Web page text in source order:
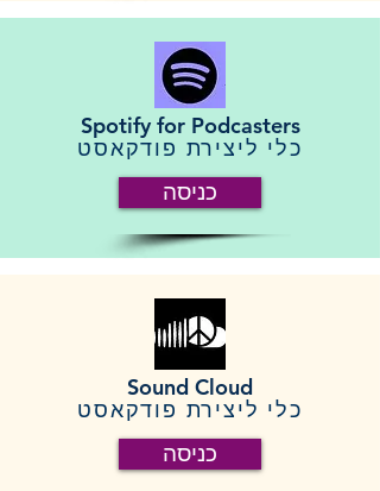
Spotify for Podcasters
כלי ליצירת פודקאסט
כניסה
Sound Cloud
כלי ליצירת פודקאסט
כניסה